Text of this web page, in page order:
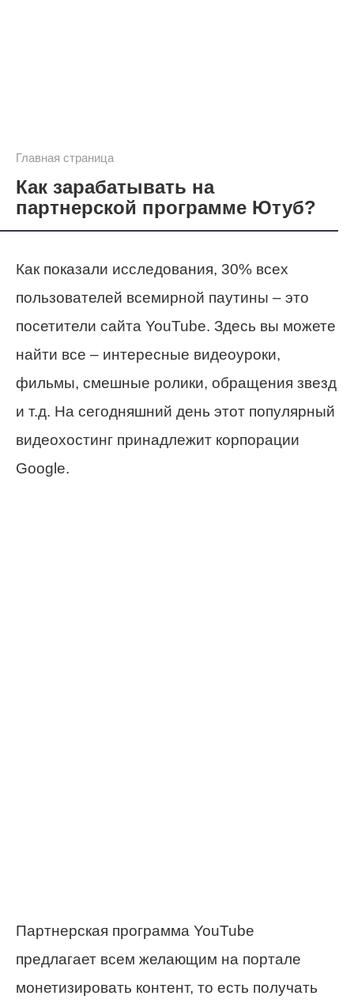
Главная страница
Как зарабатывать на
партнерской программе Ютуб?
Как показали исследования, 30% всех
пользователей всемирной паутины – это
посетители сайта YouTube. Здесь вы можете
найти все – интересные видеоуроки,
фильмы, смешные ролики, обращения звезд
и т.д. На сегодняшний день этот популярный
видеохостинг принадлежит корпорации
Google.
Партнерская программа YouTube
предлагает всем желающим на портале
монетизировать контент, то есть получать